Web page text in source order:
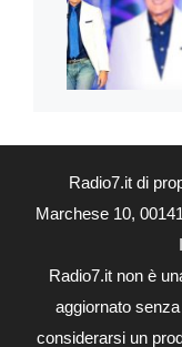
Radio7.it di
Marchese 10,
Radio7.it non è
aggiornato
considerarsi un